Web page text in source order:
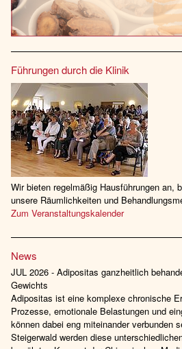
Führungen durch die Klinik
Wir bieten regelmäßig Hausführungen an,
unsere Räumlichkeiten und
Zum Veranstaltungskalender
News
JUL 2026 - Adipositas ganzheitlich
Gewichts
Adipositas ist eine komplexe chronische
Prozesse, emotionale Belastungen und
können dabei eng miteinander verbunden
Steigerwald werden diese